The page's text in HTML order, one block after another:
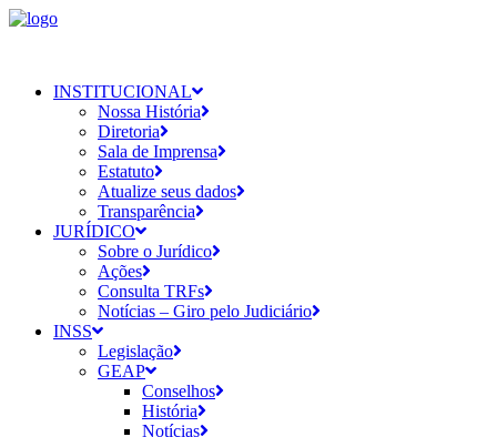
INSTITUCIONAL
Nossa História
Diretoria
Sala de Imprensa
Estatuto
Atualize seus dados
Transparência
JURÍDICO
Sobre o Jurídico
Ações
Consulta TRFs
Notícias – Giro pelo Judiciário
INSS
Legislação
GEAP
Conselhos
História
Notícias